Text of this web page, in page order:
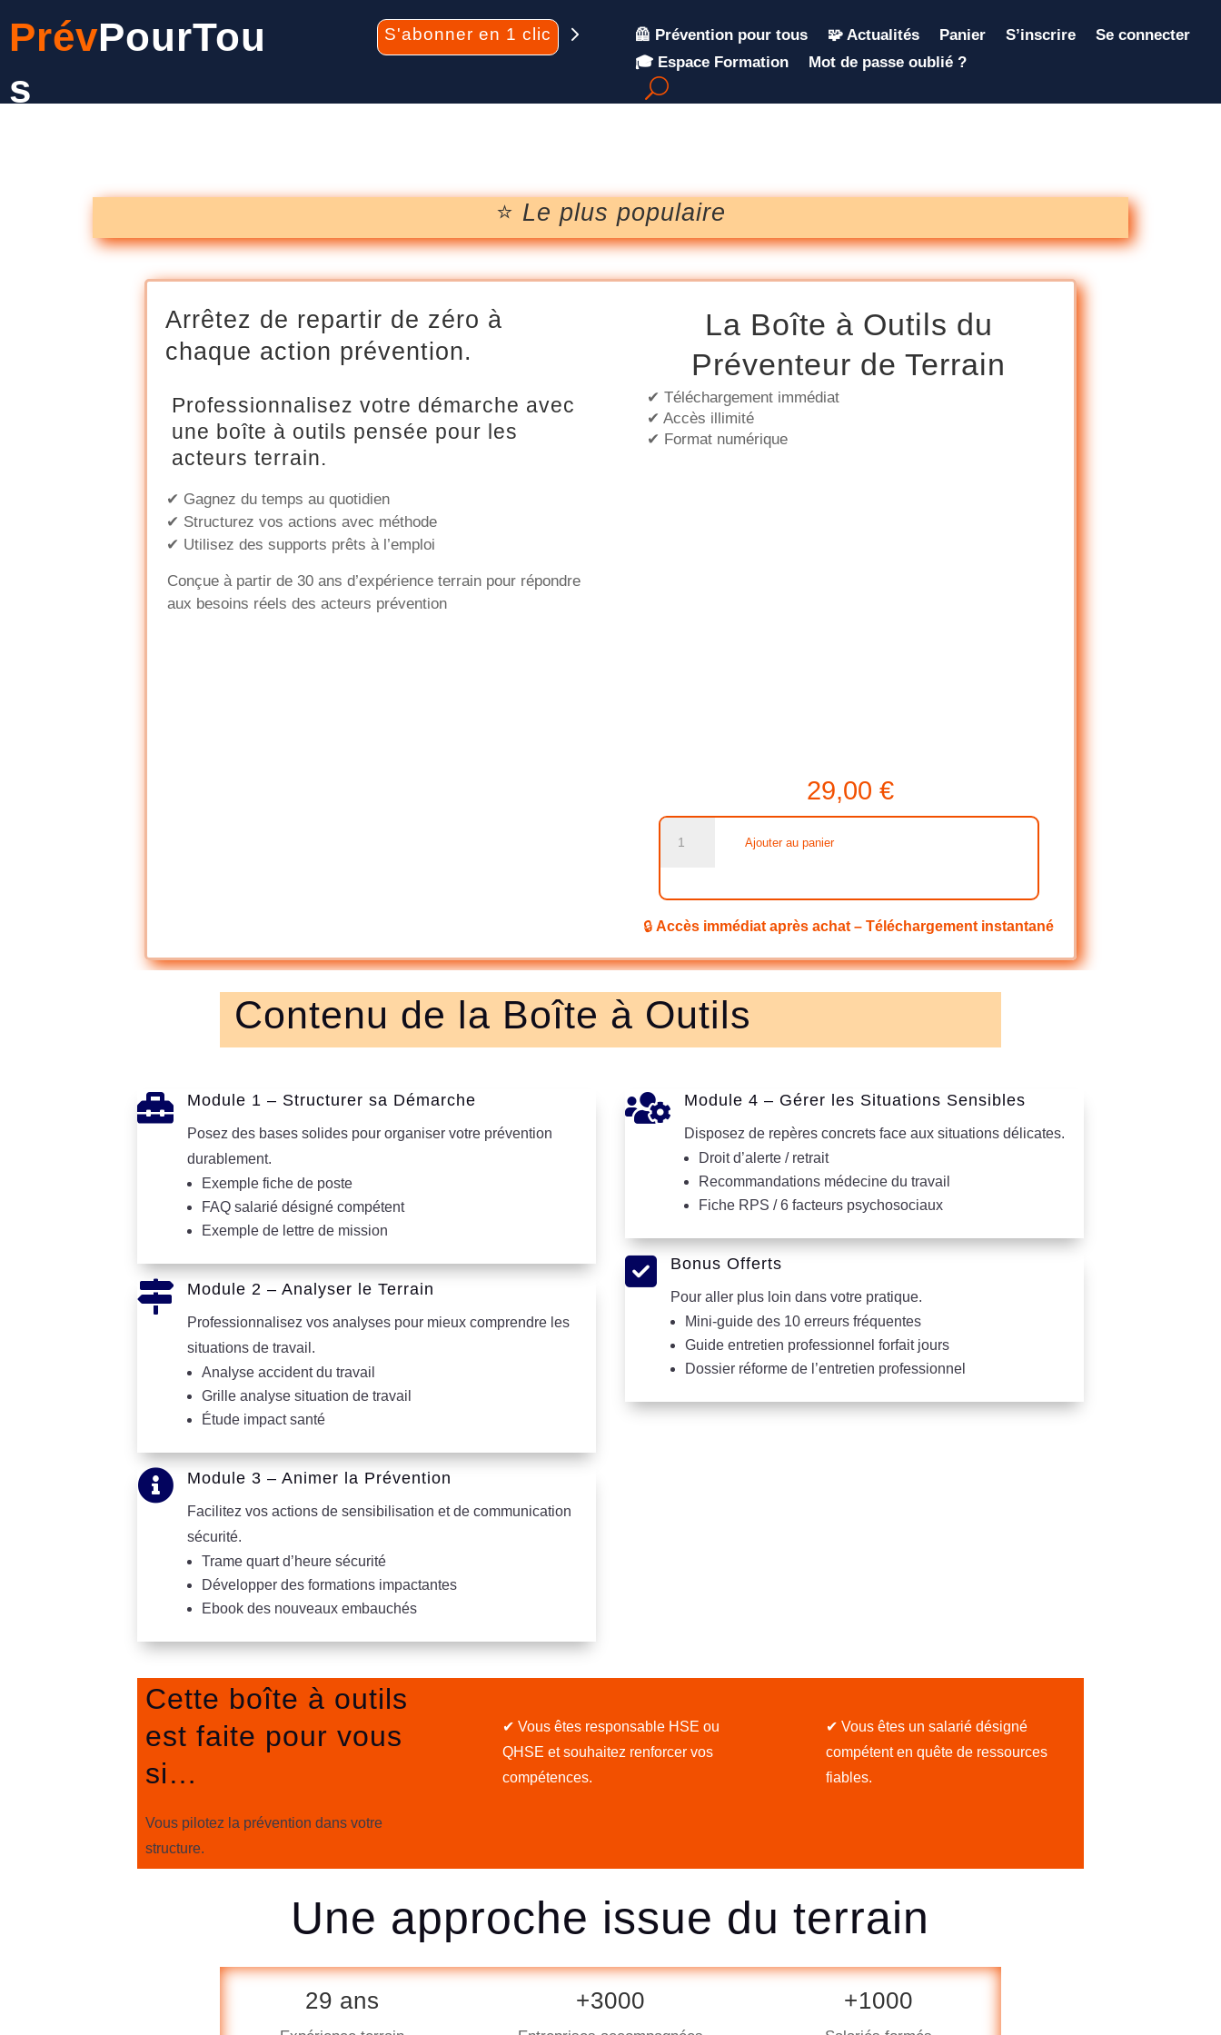
PrévPourTou
s
S'abonner en 1 clic 🦺 Prévention pour tous 🧩 Actualités Panier S’inscrire
Se connecter
🎓 Espace Formation
Mot de passe oublié ?
⭐ Le plus populaire
Arrêtez de repartir de zéro à
chaque action prévention.
Professionnalisez votre démarche avec
une boîte à outils pensée pour les
acteurs terrain.
✔ Gagnez du temps au quotidien
✔ Structurez vos actions avec méthode
✔ Utilisez des supports prêts à l’emploi
Conçue à partir de 30 ans d’expérience terrain pour répondre
aux besoins réels des acteurs prévention
La Boîte à Outils du
Préventeur de Terrain
✔ Téléchargement immédiat
✔ Accès illimité
✔ Format numérique
29,00 €
Boîte
à
du
de
Terrain
Ajouter au panier
🔒Accès immédiat après achat – Téléchargement instantané
Contenu de la Boîte à Outils
 Module 1 – Structurer sa Démarche
Posez des bases solides pour organiser votre prévention
durablement.
Exemple fiche de poste
FAQ salarié désigné compétent
Exemple de lettre de mission
 Module 2 – Analyser le Terrain
Professionnalisez vos analyses pour mieux comprendre les
situations de travail.
Analyse accident du travail
Grille analyse situation de travail
Étude impact santé
 Module 3 – Animer la Prévention
Facilitez vos actions de sensibilisation et de communication
sécurité.
Trame quart d’heure sécurité
Développer des formations impactantes
Ebook des nouveaux embauchés
 Module 4 – Gérer les Situations Sensibles
Disposez de repères concrets face aux situations délicates.
Droit d’alerte / retrait
Recommandations médecine du travail
Fiche RPS / 6 facteurs psychosociaux
 Bonus Offerts
Pour aller plus loin dans votre pratique.
Mini-guide des 10 erreurs fréquentes
Guide entretien professionnel forfait jours
Dossier réforme de l’entretien professionnel
Cette boîte à outils
est faite pour vous
si…
Vous pilotez la prévention dans votre
structure.
✔ Vous êtes responsable HSE ou
QHSE et souhaitez renforcer vos
compétences.
✔ Vous êtes un salarié désigné
compétent en quête de ressources
fiables.
Une approche issue du terrain
29 ans +3000 +1000